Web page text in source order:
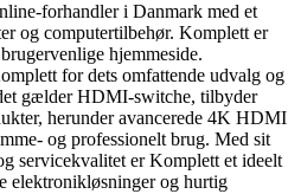
forhandler i Danmark med et
og computertilbehør. Komplett er
hjemmeside.
for dets omfattende udvalg og
gælder HDMI-switche, tilbyder
herunder avancerede 4K HDMI
og professionelt brug. Med sit
servicekvalitet er Komplett et ideelt
elektronikløsninger og hurtig